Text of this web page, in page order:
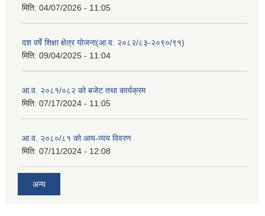
मिति: 04/07/2026 - 11:05
दश वर्षे शिक्षा क्षेत्र योजना(आ.व. २०८२/८३-२०९०/९१)
मिति: 09/04/2025 - 11:04
आ.व. २०८१/०८२ को बजेट तथा कार्यक्रम
मिति: 07/17/2024 - 11:05
आ.व. २०८०/८१ को आय-व्यय विवरण
मिति: 07/11/2024 - 12:08
अन्य